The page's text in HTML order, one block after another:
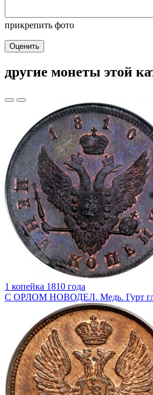
прикрепить фото
Оценить
другие монеты этой
1 копейка 1810 года
С ОРЛОМ НОВОДЕЛ. Медь. Гурт